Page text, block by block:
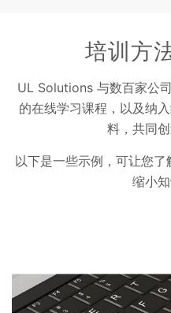
培训方
UL Solutions 与数百家公
的在线学习课程，以及纳
料，共同创
以下是一些示例，可让您
缩小知